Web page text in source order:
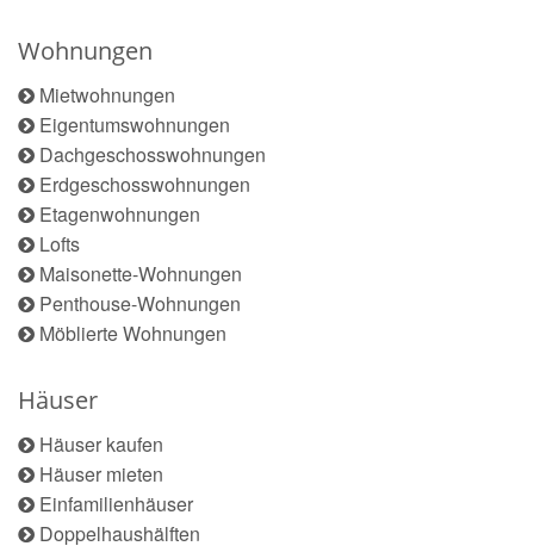
Wohnungen
Mietwohnungen
Eigentumswohnungen
Dachgeschosswohnungen
Erdgeschosswohnungen
Etagenwohnungen
Lofts
Maisonette-Wohnungen
Penthouse-Wohnungen
Möblierte Wohnungen
Häuser
Häuser kaufen
Häuser mieten
Einfamilienhäuser
Doppelhaushälften